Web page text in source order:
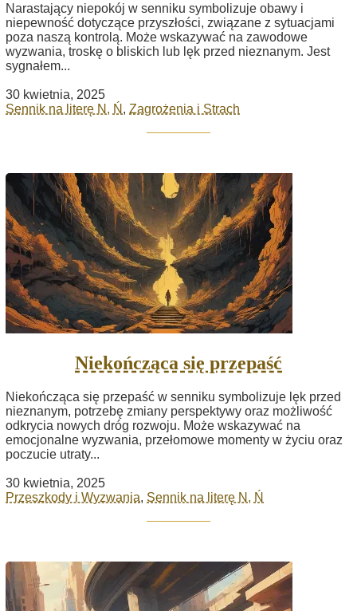
Narastający niepokój w senniku symbolizuje obawy i
niepewność dotyczące przyszłości, związane z sytuacjami
poza naszą kontrolą. Może wskazywać na zawodowe
wyzwania, troskę o bliskich lub lęk przed nieznanym. Jest
sygnałem...
30 kwietnia, 2025
Sennik na literę N, Ń , Zagrożenia i Strach
Niekończąca się przepaść
Niekończąca się przepaść w senniku symbolizuje lęk przed
nieznanym, potrzebę zmiany perspektywy oraz możliwość
odkrycia nowych dróg rozwoju. Może wskazywać na
emocjonalne wyzwania, przełomowe momenty w życiu oraz
poczucie utraty...
30 kwietnia, 2025
Przeszkody i Wyzwania, Sennik na literę N, Ń